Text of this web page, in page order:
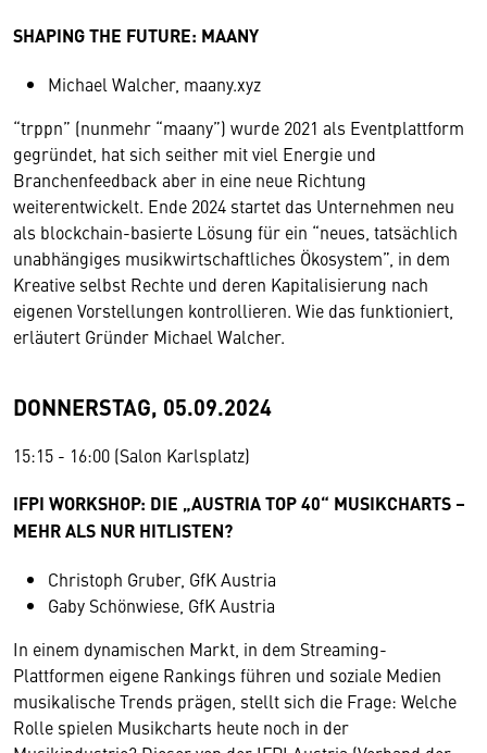
SHAPING THE FUTURE: MAANY
Michael Walcher, maany.xyz
“trppn” (nunmehr “maany”) wurde 2021 als Eventplattform
gegründet, hat sich seither mit viel Energie und
Branchenfeedback aber in eine neue Richtung
weiterentwickelt. Ende 2024 startet das Unternehmen neu
als blockchain-basierte Lösung für ein “neues, tatsächlich
unabhängiges musikwirtschaftliches Ökosystem”, in dem
Kreative selbst Rechte und deren Kapitalisierung nach
eigenen Vorstellungen kontrollieren. Wie das funktioniert,
erläutert Gründer Michael Walcher.
DONNERSTAG, 05.09.2024
15:15 - 16:00 (Salon Karlsplatz)
IFPI WORKSHOP: DIE „AUSTRIA TOP 40“ MUSIKCHARTS –
MEHR ALS NUR HITLISTEN?
Christoph Gruber, GfK Austria
Gaby Schönwiese, GfK Austria
In einem dynamischen Markt, in dem Streaming-
Plattformen eigene Rankings führen und soziale Medien
musikalische Trends prägen, stellt sich die Frage: Welche
Rolle spielen Musikcharts heute noch in der